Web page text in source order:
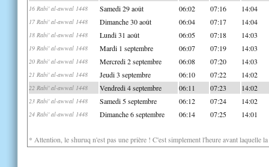
16 Rabi' al-awwal 1448 Samedi 29 août 06:02 07:16 14:04
17 Rabi' al-awwal 1448 Dimanche 30 août 06:04 07:17 14:04
18 Rabi' al-awwal 1448 Lundi 31 août 06:05 07:18 14:03
19 Rabi' al-awwal 1448 Mardi 1 septembre 06:07 07:19 14:03
20 Rabi' al-awwal 1448 Mercredi 2 septembre 06:08 07:20 14:03
21 Rabi' al-awwal 1448 Jeudi 3 septembre 06:10 07:22 14:02
22 Rabi' al-awwal 1448 Vendredi 4 septembre 06:11 07:23 14:02
23 Rabi' al-awwal 1448 Samedi 5 septembre 06:12 07:24 14:02
24 Rabi' al-awwal 1448 Dimanche 6 septembre 06:14 07:25 14:01
* Attention, le shuruq n'est pas une prière ! C'est simplement l'heure avant laquelle